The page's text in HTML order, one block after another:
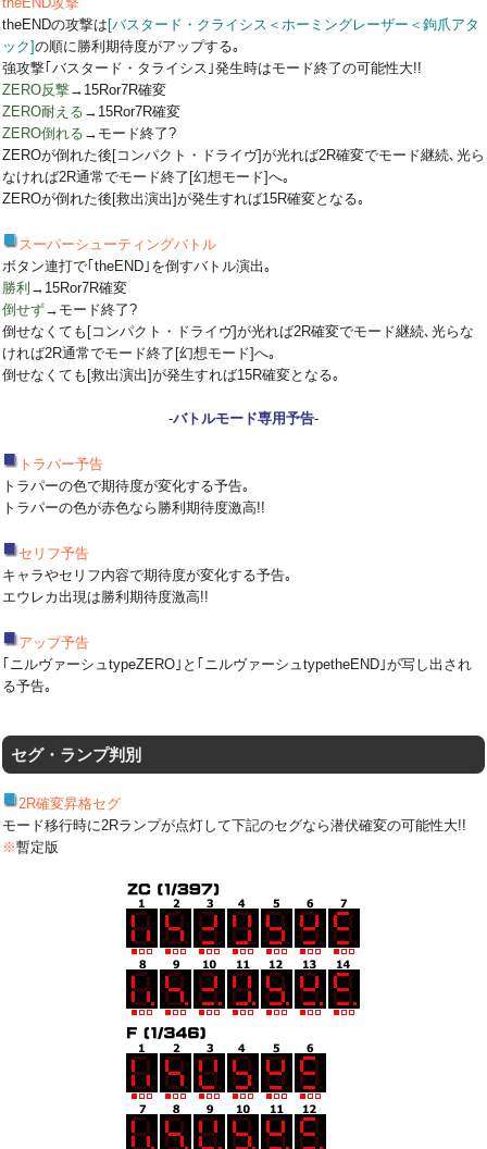
theENDの攻撃は [バスタード・クライシス＜ホーミングレーザー＜鉤爪アタ
ック]の順に勝利期待度がアップする｡
強攻撃｢バスタード・タライシス｣発生時はモード終了の可能性大!!
ZERO反撃→15Ror7R確変
ZERO耐える →15Ror7R確変
ZERO倒れる →モード終了?
ZEROが倒れた後[コンパクト・ドライヴ]が光れば2R確変でモード継続､光ら
なければ2R通常でモード終了[幻想モード]へ｡
ZEROが倒れた後[救出演出]が発生すれば15R確変となる｡
スーパーシューティングバトル
ボタン連打で｢theEND｣を倒すバトル演出｡
勝利 →15Ror7R確変
倒せず→モード終了?
倒せなくても[コンパクト・ドライヴ]が光れば2R確変でモード継続､光らな
ければ2R通常でモード終了[幻想モード]へ｡
倒せなくても[救出演出]が発生すれば15R確変となる｡
-バトルモード専用予告-
トラパー予告
トラパーの色で期待度が変化する予告｡
トラパーの色が赤色なら勝利期待度激高!!
セリフ予告
キャラやセリフ内容で期待度が変化する予告｡
エウレカ出現は勝利期待度激高!!
アップ予告
｢ニルヴァーシュtypeZERO｣と｢ニルヴァーシュtypetheEND｣が写し出され
る予告｡
セグ・ランプ判別
2R確変昇格セグ
モード移行時に2Rランプが点灯して下記のセグなら潜伏確変の可能性大!!
※暫定版